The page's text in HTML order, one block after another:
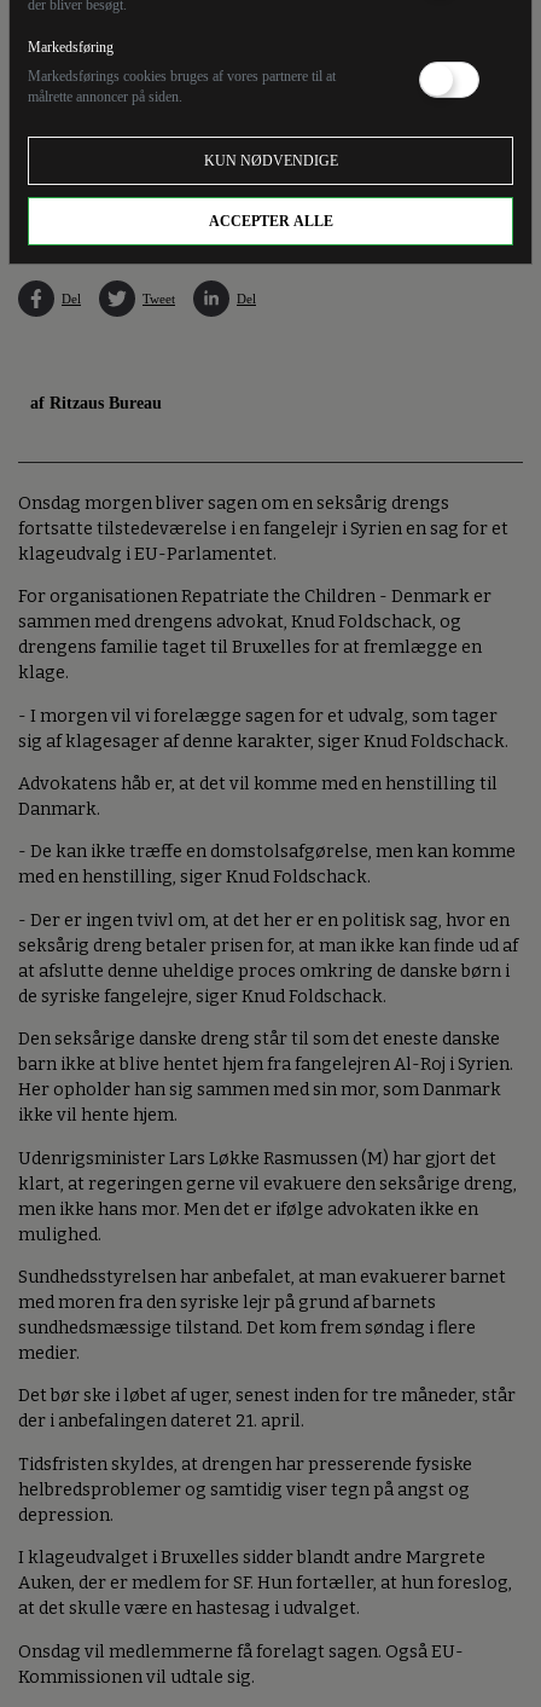
der bliver besøgt.
Markedsføring
Markedsførings cookies bruges af vores partnere til at
målrette annoncer på siden.
KUN NØDVENDIGE
ACCEPTER ALLE
at blive tilbage i syrisk fangelejr. (Arkivfoto).
Del Tweet Del
af Ritzaus Bureau
Onsdag morgen bliver sagen om en seksårig drengs
fortsatte tilstedeværelse i en fangelejr i Syrien en sag for et
klageudvalg i EU-Parlamentet.
For organisationen Repatriate the Children - Denmark er
sammen med drengens advokat, Knud Foldschack, og
drengens familie taget til Bruxelles for at fremlægge en
klage.
- I morgen vil vi forelægge sagen for et udvalg, som tager
sig af klagesager af denne karakter, siger Knud Foldschack.
Advokatens håb er, at det vil komme med en henstilling til
Danmark.
- De kan ikke træffe en domstolsafgørelse, men kan komme
med en henstilling, siger Knud Foldschack.
- Der er ingen tvivl om, at det her er en politisk sag, hvor en
seksårig dreng betaler prisen for, at man ikke kan finde ud af
at afslutte denne uheldige proces omkring de danske børn i
de syriske fangelejre, siger Knud Foldschack.
Den seksårige danske dreng står til som det eneste danske
barn ikke at blive hentet hjem fra fangelejren Al-Roj i Syrien.
Her opholder han sig sammen med sin mor, som Danmark
ikke vil hente hjem.
Udenrigsminister Lars Løkke Rasmussen (M) har gjort det
klart, at regeringen gerne vil evakuere den seksårige dreng,
men ikke hans mor. Men det er ifølge advokaten ikke en
mulighed.
Sundhedsstyrelsen har anbefalet, at man evakuerer barnet
med moren fra den syriske lejr på grund af barnets
sundhedsmæssige tilstand. Det kom frem søndag i flere
medier.
Det bør ske i løbet af uger, senest inden for tre måneder, står
der i anbefalingen dateret 21. april.
Tidsfristen skyldes, at drengen har presserende fysiske
helbredsproblemer og samtidig viser tegn på angst og
depression.
I klageudvalget i Bruxelles sidder blandt andre Margrete
Auken, der er medlem for SF. Hun fortæller, at hun foreslog,
at det skulle være en hastesag i udvalget.
Onsdag vil medlemmerne få forelagt sagen. Også EU-
Kommissionen vil udtale sig.